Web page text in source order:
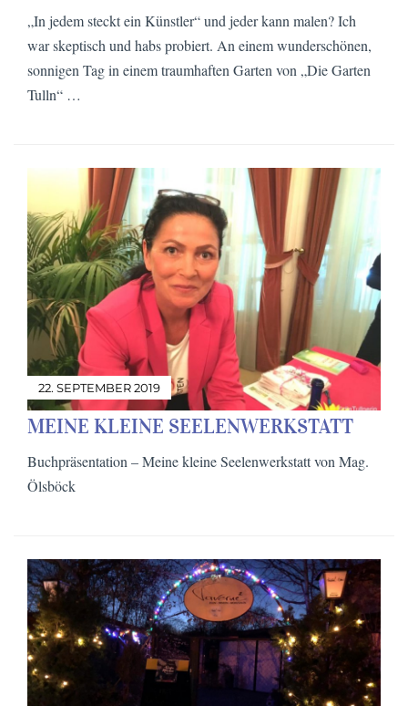
„In jedem steckt ein Künstler“ und jeder kann malen? Ich
war skeptisch und habs probiert. An einem wunderschönen,
sonnigen Tag in einem traumhaften Garten von „Die Garten
Tulln“ …
22. SEPTEMBER 2019
MEINE KLEINE SEELENWERKSTATT
Buchpräsentation – Meine kleine Seelenwerkstatt von Mag.
Ölsböck